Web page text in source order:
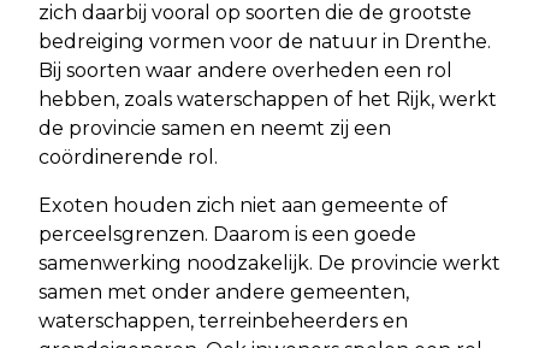
zich daarbij vooral op soorten die de grootste
bedreiging vormen voor de natuur in Drenthe.
Bij soorten waar andere overheden een rol
hebben, zoals waterschappen of het Rijk, werkt
de provincie samen en neemt zij een
coördinerende rol.
Exoten houden zich niet aan gemeente of
perceelsgrenzen. Daarom is een goede
samenwerking noodzakelijk. De provincie werkt
samen met onder andere gemeenten,
waterschappen, terreinbeheerders en